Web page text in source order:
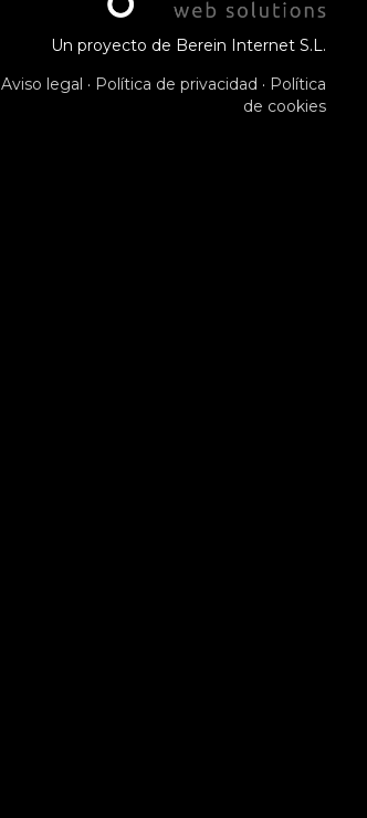
Un proyecto de Berein Internet S.L.
Aviso legal · Política de privacidad · Política
de cookies